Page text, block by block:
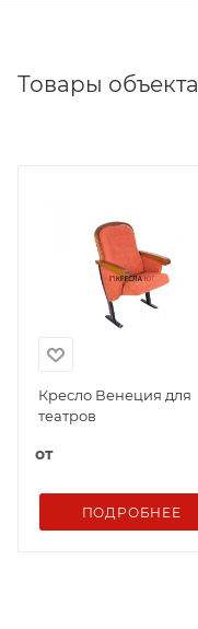
Товары объекта
Кресло Венеция для
театров
от
ПОДРОБНЕЕ